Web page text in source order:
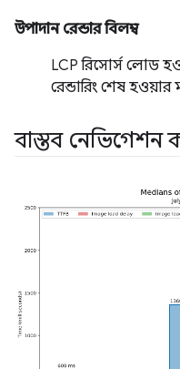
উপাদান রেন্ডার বিলম্ব
LCP রিসোর্স লোড
রেন্ডারিং শেষ হওয়ার
বাস্তব নেভিগেশন